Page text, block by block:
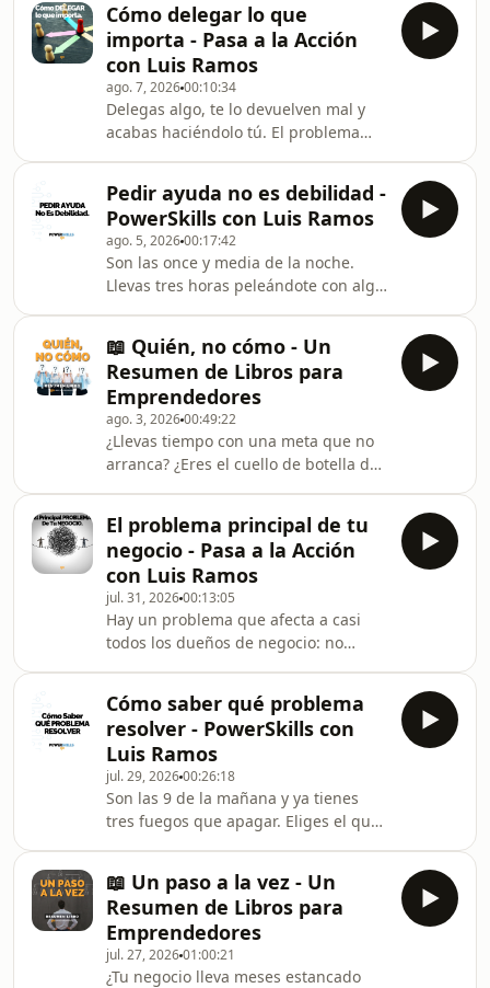
mayoría de emprendedores reacciona
mal cuando llega ahí. En este
episodio resumimos Buy Back Your
Time (Recupera tu tiempo, 2023), de
Dan Martell, un emprendedor
canadiense que pasó de estar en la
cárcel a los 17 años a dirigir un
negocio de ocho cifras trabajand
Cómo delegar lo que
importa - Pasa a la Acción
con Luis Ramos
ago. 7, 202600:10:34
Delegas algo, te lo devuelven mal y
acabas haciéndolo tú. El problema
encargo borroso que ella rellenó con
su imaginación. En este episodio Luis
Ramos te explica cómo usar el filtro
de impacto para delegar con claridad
total: ✅ Por qué autonomía sin
claridad acaba siempre en frustración
✅ Las siete preguntas que defines
antes
Pedir ayuda no es debilidad -
PowerSkills con Luis Ramos
ago. 5, 202600:17:42
Son las once y media de la noche.
Llevas tres horas peleándote con algo
resolvería en veinte minutos. Lo
sabes. Pero no le escribes. En este
episodio Luis Ramos te explica por
qué pedir ayuda no es debilidad sino
la habilidad profesional que separa a
los que avanzan de los que se ahogan
solos: ✅ De dónde viene el mito
«pedir
📖 Quién, no cómo - Un
Resumen de Libros para
Emprendedores
ago. 3, 202600:49:22
¿Llevas tiempo con una meta que no
arranca? ¿Eres el cuello de botella de
lógica, pero es una trampa que te
condena a hacerlo tú solo, con tu
tiempo y tu atención, que no son
infinitos. En este episodio resumimos
Quién, no cómo (Who Not How, 2020),
de Dan Sullivan y Ben Hardy. Sullivan
es fundador de Strategic Coach, la
mayor empr
El problema principal de tu
negocio - Pasa a la Acción
con Luis Ramos
jul. 31, 202600:13:05
Hay un problema que afecta a casi
todos los dueños de negocio: no
apagando incendios sin atacar lo que
de verdad frena tu crecimiento. En
este episodio Luis Ramos te explica
cómo hacer un diagnóstico completo
de tu negocio en 15 minutos y salir
con una sola frase que te guíe
durante los próximos meses: ✅ El
método de cuatro pasos par
Cómo saber qué problema
resolver - PowerSkills con
Luis Ramos
jul. 29, 202600:26:18
Son las 9 de la mañana y ya tienes
tres fuegos que apagar. Eliges el que
mediodía te das cuenta de que llevas
meses apagando ese mismo incendio.
Apagaste el fuego que más gritaba,
no el que más importaba. En este
episodio Luis Ramos te explica cómo
📖 Un paso a la vez - Un
Resumen de Libros para
Emprendedores
jul. 27, 202601:00:21
¿Tu negocio lleva meses estancado